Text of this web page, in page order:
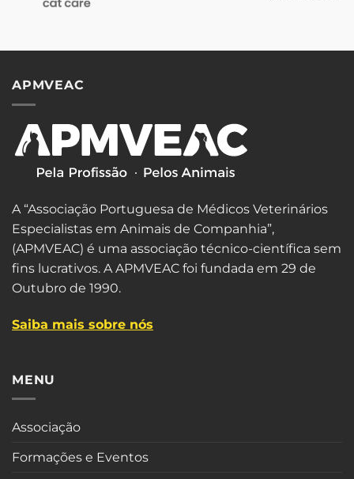
APMVEAC
A “Associação Portuguesa de Médicos Veterinários
Especialistas em Animais de Companhia”,
(APMVEAC) é uma associação técnico-científica sem
fins lucrativos. A APMVEAC foi fundada em 29 de
Outubro de 1990.
Saiba mais sobre nós
MENU
Associação
Formações e Eventos